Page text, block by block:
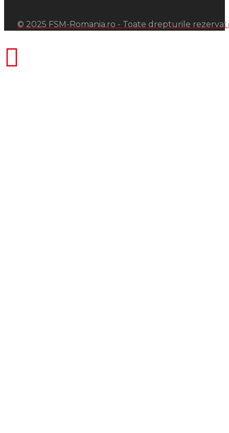
© 2025 FSM-Romania.ro - Toate drepturile